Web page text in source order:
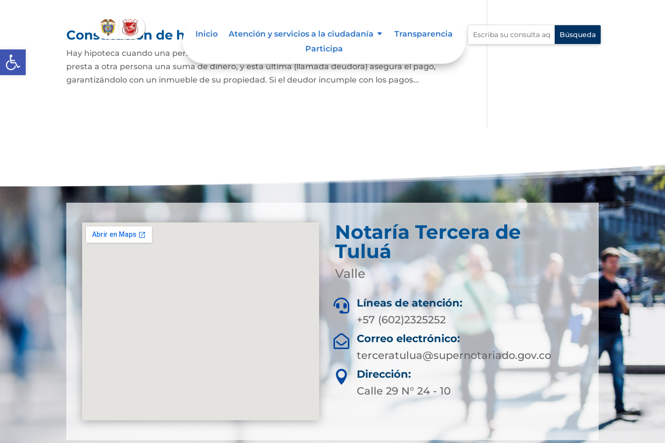
Abrir barra de herramientas
Inicio Atención y servicios a la ciudadanía
Transparencia
Participa
Constitución de hipoteca
Hay hipoteca cuando una persona, o un banco o una entidad financiera (llamada acreedora) le
presta a otra persona una suma de dinero, y esta última (llamada deudora) asegura el pago,
garantizándolo con un inmueble de su propiedad. Si el deudor incumple con los pagos...
Notaría Tercera de
Tuluá
Valle

Líneas de atención:
+57 (602)2325252

Correo electrónico:
terceratulua@supernotariado.gov.co

Dirección:
Calle 29 N° 24 - 10